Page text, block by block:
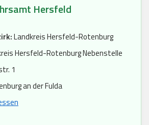
Hersfeld
Landkreis Hersfeld-Rotenburg
Hersfeld-Rotenburg Nebenstelle
1
an der Fulda